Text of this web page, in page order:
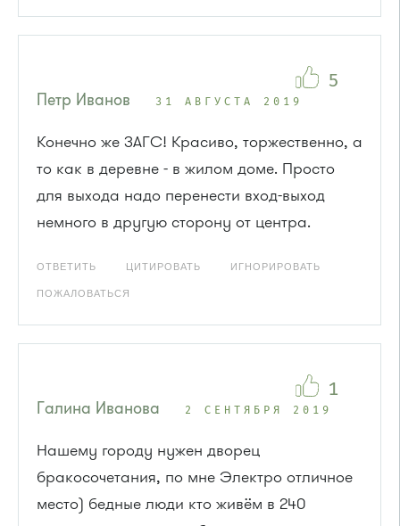
Петр Иванов 31 АВГУСТА 2019
Конечно же ЗАГС! Красиво, торжественно, а
то как в деревне - в жилом доме. Просто
для выхода надо перенести вход-выход
немного в другую сторону от центра.
ОТВЕТИТЬ ЦИТИРОВАТЬ ИГНОРИРОВАТЬ
ПОЖАЛОВАТЬСЯ
5
Галина Иванова 2 СЕНТЯБРЯ 2019
Нашему городу нужен дворец
бракосочетания, по мне Электро отличное
место) бедные люди кто живём в 240
1